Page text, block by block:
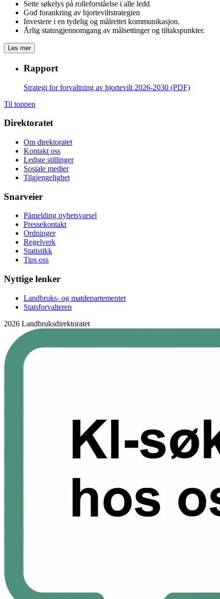
Sette søkelys på rolleforståelse i alle ledd
God forankring av hjorteviltstrategien
Investere i en tydelig og målrettet kommunikasjon.
Årlig statusgjennomgang av målsettinger og tiltakspunkter.
Les mer
Rapport
Strategi for forvaltning av hjortevilt 2026-2030 (PDF)
Til toppen
Direktoratet
Om direktoratet
Kontakt oss
Ledige stillinger
Sosiale medier
Tilgjengelighet
Snarveier
Påmelding nyhetsvarsel
Pressekontakt
Ordninger
Regelverk
Statistikk
Tips oss
Nyttige lenker
Landbruks- og matdepartementet
Statsforvalteren
2026 Landbruksdirektoratet